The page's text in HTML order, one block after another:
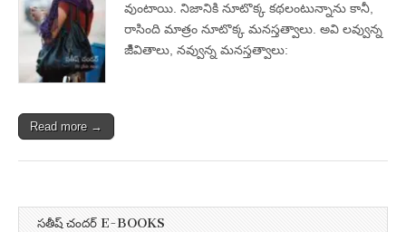
వుంటాయి. నిజానికి నూటొక్క కథలంటున్నాను కానీ,
రాసింది మాత్రం నూటొక్క మనస్తత్వాలు. అవి లవ్వున్న
జీివితాలు, నవ్వున్న మనస్తత్వాలు:
Read more →
సతీష్ చందర్ E-BOOKS